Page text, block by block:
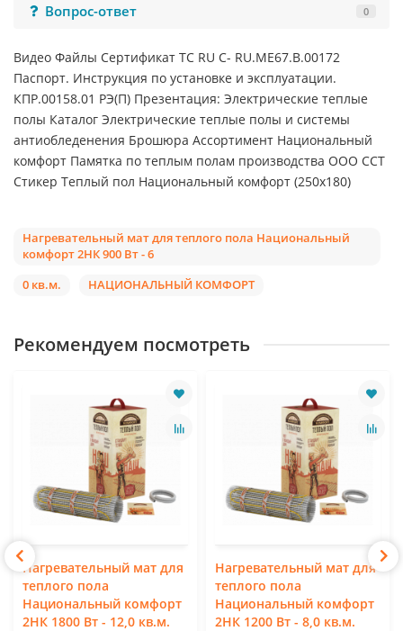
Вопрос-ответ
0
Видео Файлы Сертификат TC RU C- RU.ME67.B.00172
Паспорт. Инструкция по установке и эксплуатации.
КПР.00158.01 РЭ(П) Презентация: Электрические теплые
полы Каталог Электрические теплые полы и системы
антиобледенения Брошюра Ассортимент Национальный
комфорт Памятка по теплым полам производства ООО ССТ
Стикер Теплый пол Национальный комфорт (250х180)
Нагревательный мат для теплого пола Национальный
комфорт 2НК 900 Вт - 6
0 кв.м.
НАЦИОНАЛЬНЫЙ КОМФОРТ
Рекомендуем посмотреть
Нагревательный мат для
теплого пола
Национальный комфорт
2НК 1800 Вт - 12,0 кв.м.
Нагревательный мат для
теплого пола
Национальный комфорт
2НК 1200 Вт - 8,0 кв.м.